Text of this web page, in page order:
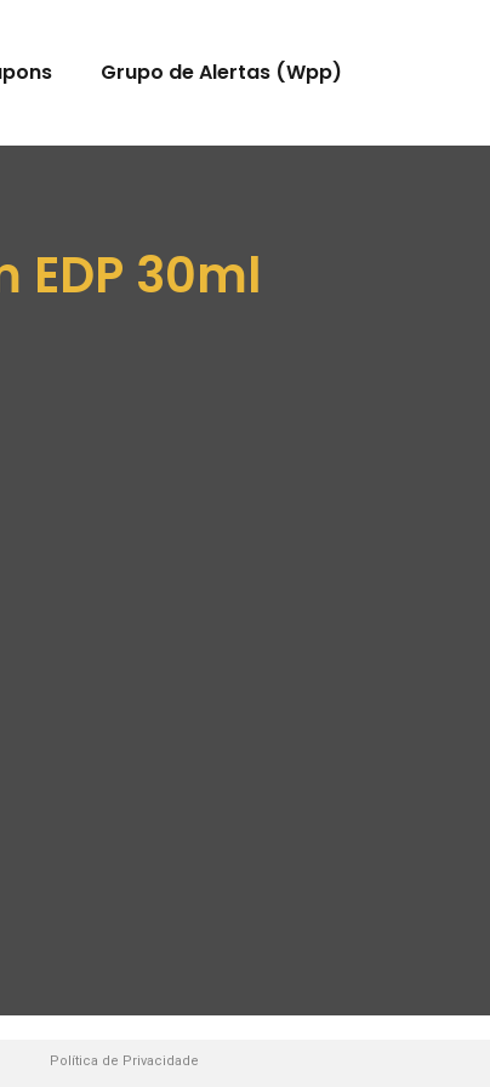
Grupo de Alertas (Wpp)
30ml
Política de Privacidade